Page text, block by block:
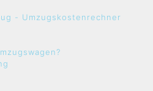
- Umzugskostenrechner